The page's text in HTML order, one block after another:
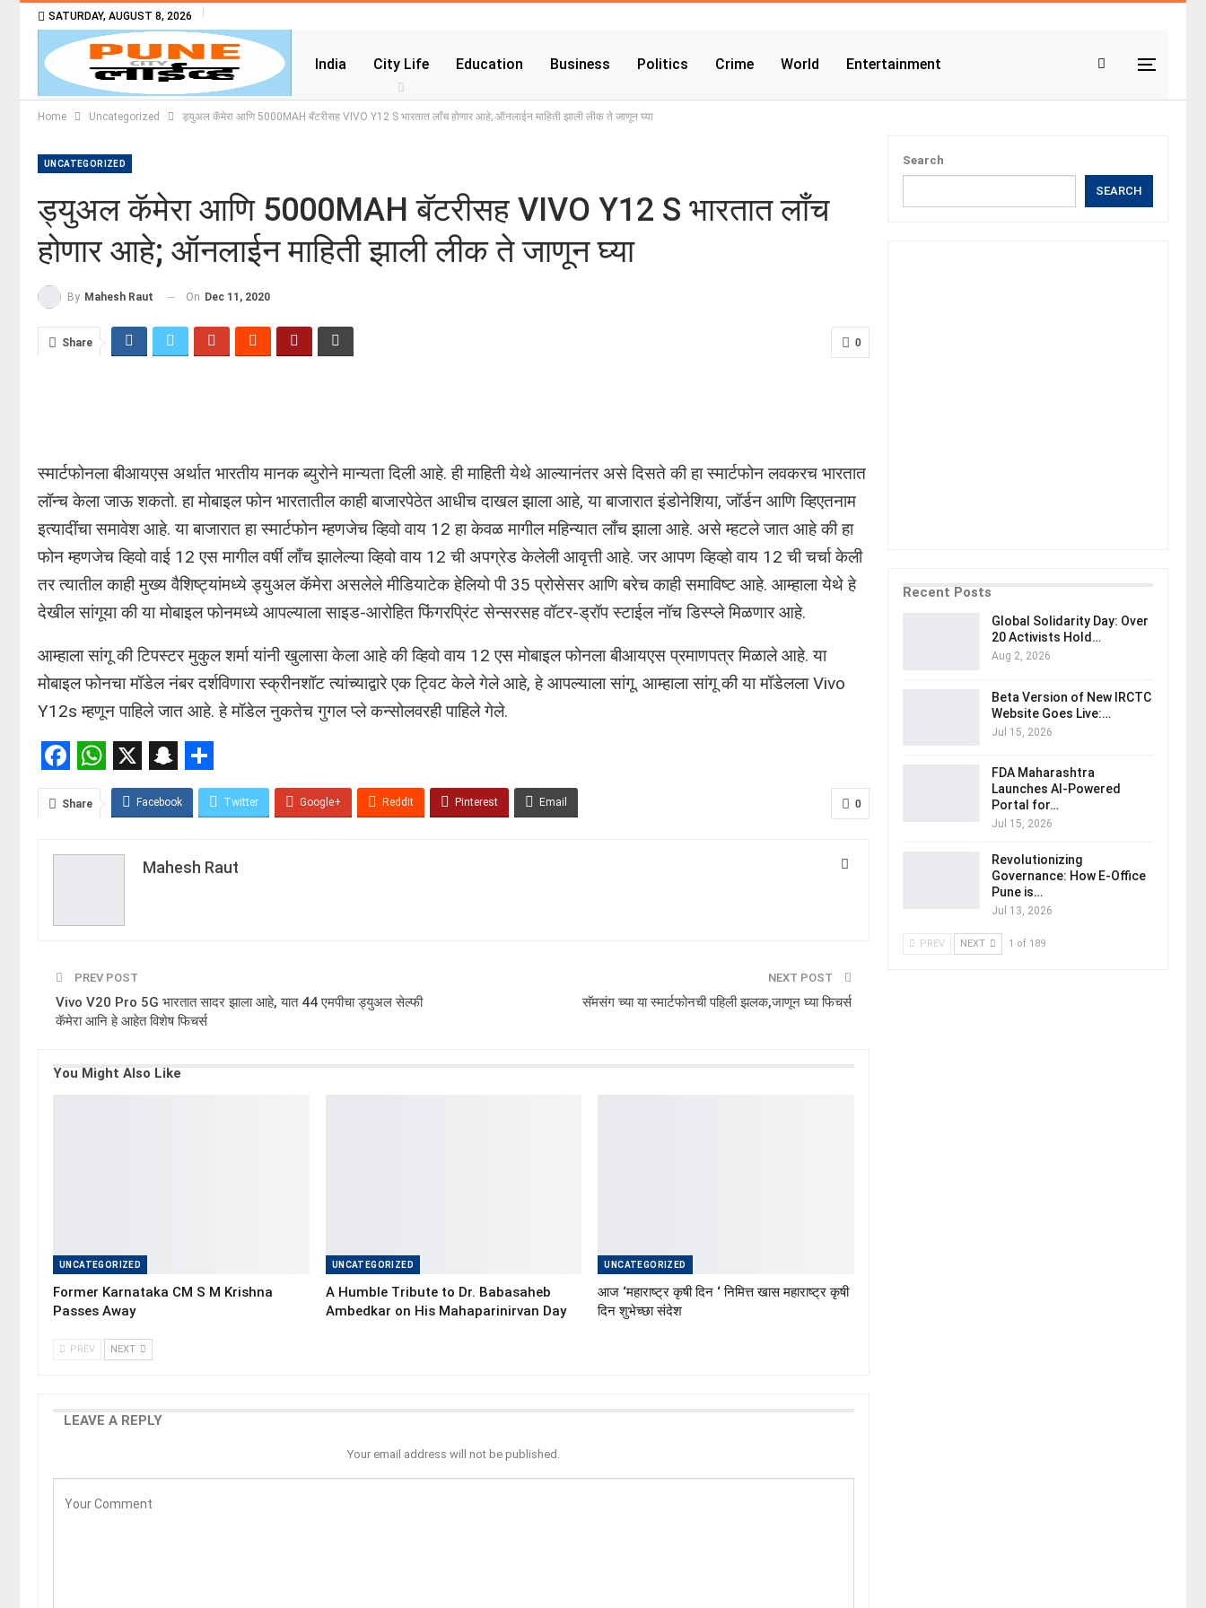
SATURDAY, AUGUST 8, 2026
India City Life Education Business Politics Crime World Entertainment
Home Uncategorized ड्युअल कॅमेरा आणि 5000MAH बॅटरीसह VIVO Y12 S भारतात लाँच होणार आहे; ऑनलाईन माहिती झाली लीक ते जाणून घ्या
UNCATEGORIZED
ड्युअल कॅमेरा आणि 5000MAH बॅटरीसह VIVO Y12 S भारतात लाँच
होणार आहे; ऑनलाईन माहिती झाली लीक ते जाणून घ्या
By Mahesh Raut On Dec 11, 2020
0
Share
स्मार्टफोनला बीआयएस अर्थात भारतीय मानक ब्युरोने मान्यता दिली आहे. ही माहिती येथे आल्यानंतर असे दिसते की हा स्मार्टफोन लवकरच भारतात
लॉन्च केला जाऊ शकतो. हा मोबाइल फोन भारतातील काही बाजारपेठेत आधीच दाखल झाला आहे, या बाजारात इंडोनेशिया, जॉर्डन आणि व्हिएतनाम
इत्यादींचा समावेश आहे. या बाजारात हा स्मार्टफोन म्हणजेच व्हिवो वाय 12 हा केवळ मागील महिन्यात लाँच झाला आहे. असे म्हटले जात आहे की हा
फोन म्हणजेच व्हिवो वाई 12 एस मागील वर्षी लाँच झालेल्या व्हिवो वाय 12 ची अपग्रेड केलेली आवृत्ती आहे. जर आपण व्हिव्हो वाय 12 ची चर्चा केली
तर त्यातील काही मुख्य वैशिष्ट्यांमध्ये ड्युअल कॅमेरा असलेले मीडियाटेक हेलियो पी 35 प्रोसेसर आणि बरेच काही समाविष्ट आहे. आम्हाला येथे हे
देखील सांगूया की या मोबाइल फोनमध्ये आपल्याला साइड-आरोहित फिंगरप्रिंट सेन्सरसह वॉटर-ड्रॉप स्टाईल नॉच डिस्प्ले मिळणार आहे.
आम्हाला सांगू की टिपस्टर मुकुल शर्मा यांनी खुलासा केला आहे की व्हिवो वाय 12 एस मोबाइल फोनला बीआयएस प्रमाणपत्र मिळाले आहे. या
मोबाइल फोनचा मॉडेल नंबर दर्शविणारा स्क्रीनशॉट त्यांच्याद्वारे एक ट्विट केले गेले आहे, हे आपल्याला सांगू. आम्हाला सांगू की या मॉडेलला Vivo
Y12s म्हणून पाहिले जात आहे. हे मॉडेल नुकतेच गुगल प्ले कन्सोलवरही पाहिले गेले.
Facebook
WhatsApp
X Snapchat
Share
0
Share Facebook Twitter Google+ ReddIt Pinterest Email
Mahesh Raut
PREV POST
Vivo V20 Pro 5G भारतात सादर झाला आहे, यात 44 एमपीचा ड्युअल सेल्फी
कॅमेरा आनि हे आहेत विशेष फिचर्स
NEXT POST
सॅमसंग च्या या स्मार्टफोनची पहिली झलक,जाणून घ्या फिचर्स
You Might Also Like
UNCATEGORIZED
Former Karnataka CM S M Krishna
Passes Away
UNCATEGORIZED
A Humble Tribute to Dr. Babasaheb
Ambedkar on His Mahaparinirvan Day
UNCATEGORIZED
आज ‘महाराष्ट्र कृषी दिन ‘ निमित्त खास महाराष्ट्र कृषी
दिन शुभेच्छा संदेश
PREV NEXT
LEAVE A REPLY
Your email address will not be published.
Search
SEARCH
Recent Posts
Global Solidarity Day: Over
20 Activists Hold…
Aug 2, 2026
Beta Version of New IRCTC
Website Goes Live:…
Jul 15, 2026
FDA Maharashtra
Launches AI-Powered
Portal for…
Jul 15, 2026
Revolutionizing
Governance: How E-Office
Pune is…
Jul 13, 2026
PREV NEXT 1 of 189